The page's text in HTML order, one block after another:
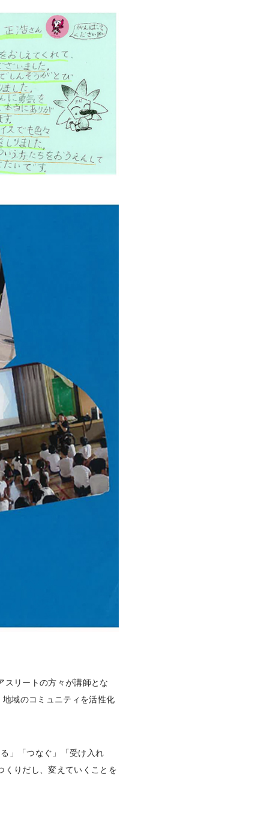
スリートの方々が講師とな
域のコミュニティを活性化
」「つなぐ」「受け入れ
くりだし、変えていくことを